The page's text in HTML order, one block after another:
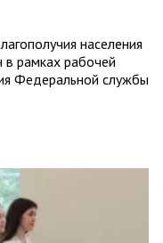
населения
в рамках рабочей
Федеральной службы